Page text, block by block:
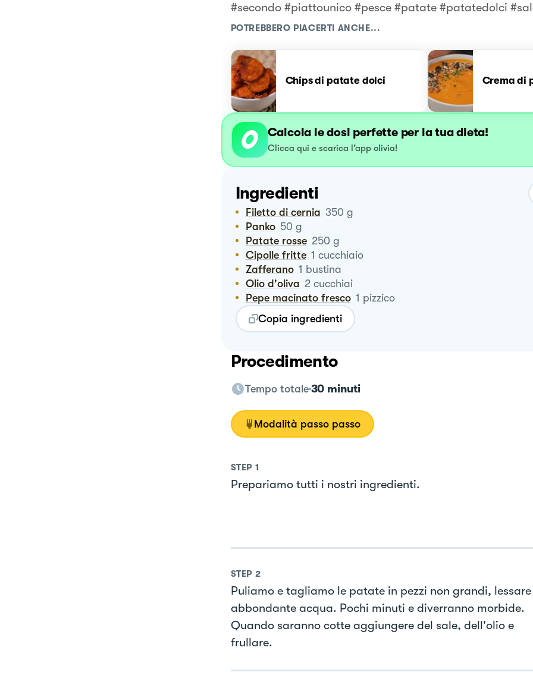
#secondo #piattounico #pesce #patate #patatedolci
POTREBBERO PIACERTI ANCHE...
Chips di patate dolci Crema di
Calcola le dosi perfette per la tua dieta!
Clicca qui e scarica l’app olivia!
Ingredienti
Filetto di cernia 350 g
Panko 50 g
Patate rosse 250 g
Cipolle fritte 1 cucchiaio
Zafferano 1 bustina
Olio d'oliva 2 cucchiai
Pepe macinato fresco 1 pizzico
Copia ingredienti
Procedimento
Tempo totale 30 minuti
Modalità passo passo
STEP 1
Prepariamo tutti i nostri ingredienti.
STEP 2
Puliamo e tagliamo le patate in pezzi non grandi,
abbondante acqua. Pochi minuti e diverranno morbide.
Quando saranno cotte aggiungere del sale, dell'olio e
frullare.